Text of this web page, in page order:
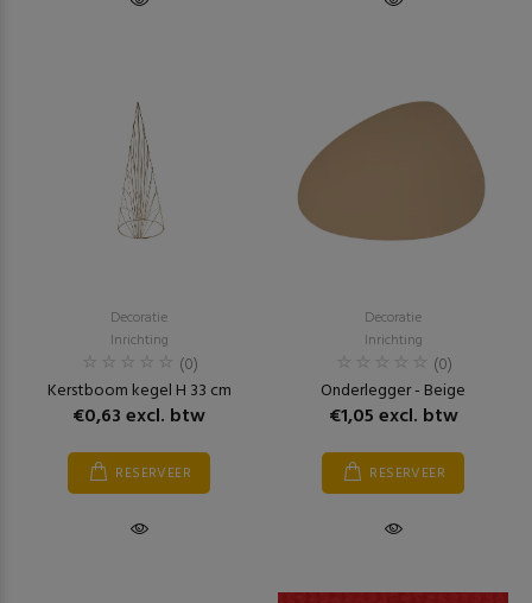
Decoratie
Inrichting
(0)
Kerstboom kegel H 33 cm
€0,63 excl. btw
RESERVEER
Decoratie
Inrichting
(0)
Onderlegger - Beige
€1,05 excl. btw
RESERVEER